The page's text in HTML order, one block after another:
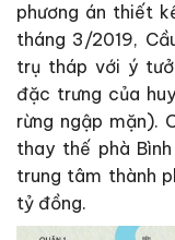
phương án thiết
tháng 3/2019,
trụ tháp với ý
đặc trưng của
rừng ngập mặn).
thay thế phà
trung tâm thành
tỷ đồng.